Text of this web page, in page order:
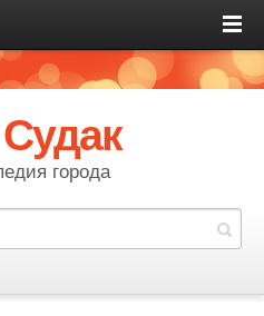
города